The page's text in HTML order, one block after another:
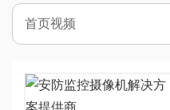
首页视频